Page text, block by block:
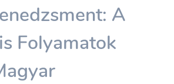
A
Folyamatok